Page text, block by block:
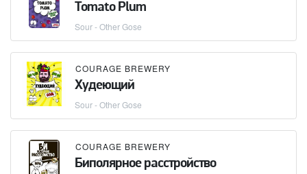
Tomato Plum
Sour - Other Gose
COURAGE BREWERY
Худеющий
Sour - Other Gose
COURAGE BREWERY
Биполярное расстройство